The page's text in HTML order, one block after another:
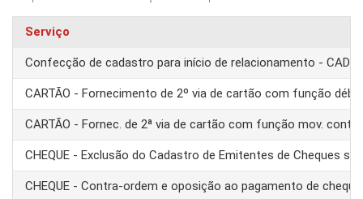
Serviço
Confecção de cadastro para início de relacionamento -
CARTÃO - Fornecimento de 2º via de cartão com função
CARTÃO - Fornec. de 2ª via de cartão com função mov. conta
CHEQUE - Exclusão do Cadastro de Emitentes de Cheques
CHEQUE - Contra-ordem e oposição ao pagamento de cheque